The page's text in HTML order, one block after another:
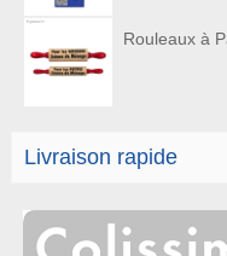
Rouleaux à
Livraison rapide